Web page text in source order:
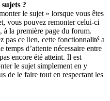
?
le sujet » lorsque vous êtes
vous pouvez remonter celui-ci
à la première page du forum.
pas ce lien, cette fonctionnalité a
temps d’attente nécessaire entre
encore été atteint. Il est
le sujet simplement en y
de le faire tout en respectant les